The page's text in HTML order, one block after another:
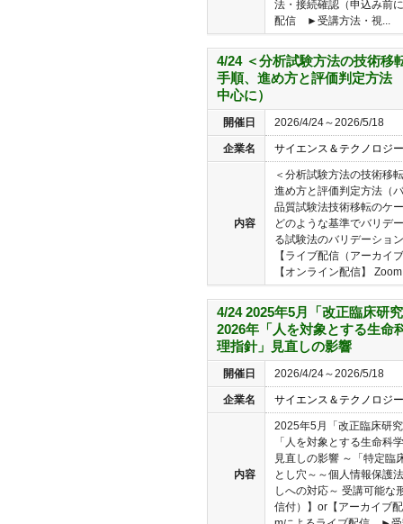
法・接続確認（申込み前
配信 ►受講方法・視...
4/24 ＜分析試験方法の技術移
手順、進め方と評価判定方法
中心に）
開催日 2026/4/24～2026/5/18
企業名 サイエンス＆テクノロジ
内容
＜分析試験方法の技術移
進め方と評価判定方法（
品質試験法技術移転のケ
どのような基準でバリデ
る試験法のバリデーショ
【ライブ配信（アーカイ
【オンライン配信】
4/24 2025年5月「改正臨床研
2026年「人を対象とする生命
理指針」見直しの影響
開催日 2026/4/24～2026/5/18
企業名 サイエンス＆テクノロジ
内容
2025年5月「改正臨床研
「人を対象とする生命科
見直しの影響 ～「特定臨
とし穴～～個人情報保護
しへの対応～ 受講可能な
信付）】or【アーカイブ